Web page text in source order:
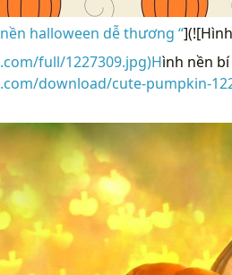
halloween dễ thương “
full/1227309.jpg)Hình nền
download/cute-pumpkin-